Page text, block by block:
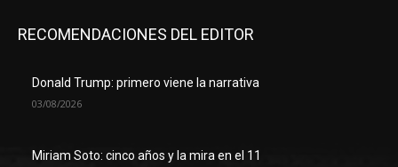
RECOMENDACIONES DEL EDITOR
Donald Trump: primero viene la narrativa
03/08/2026
Miriam Soto: cinco años y la mira en el 11